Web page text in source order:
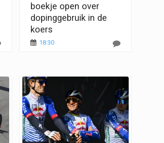
boekje open over
dopinggebruik in de
koers
18:30